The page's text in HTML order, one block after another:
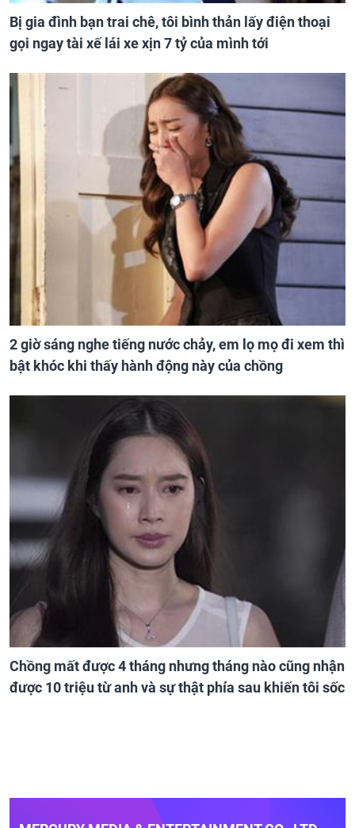
Bị gia đình bạn trai chê, tôi bình thản lấy điện thoại
gọi ngay tài xế lái xe xịn 7 tỷ của mình tới
2 giờ sáng nghe tiếng nước chảy, em lọ mọ đi xem thì
bật khóc khi thấy hành động này của chồng
Chồng mất được 4 tháng nhưng tháng nào cũng nhận
được 10 triệu từ anh và sự thật phía sau khiến tôi sốc